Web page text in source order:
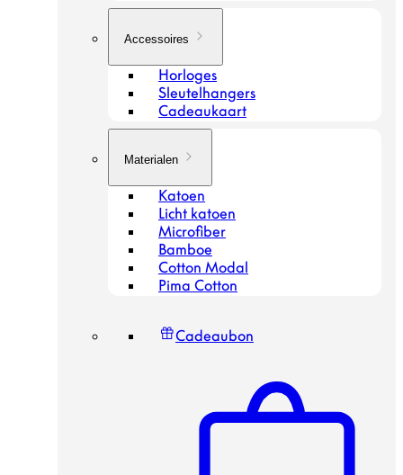
Accessoires
Horloges
Sleutelhangers
Cadeaukaart
Materialen
Katoen
Licht katoen
Microfiber
Bamboe
Cotton Modal
Pima Cotton
Cadeaubon